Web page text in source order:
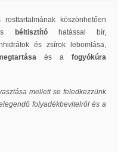
rosttartalmának köszönhetően
béltisztító
hatással bír,
és zsírok lebomlása,
és afogyókúra
mellett se feledkezzünk
folyadékbevitelről és a